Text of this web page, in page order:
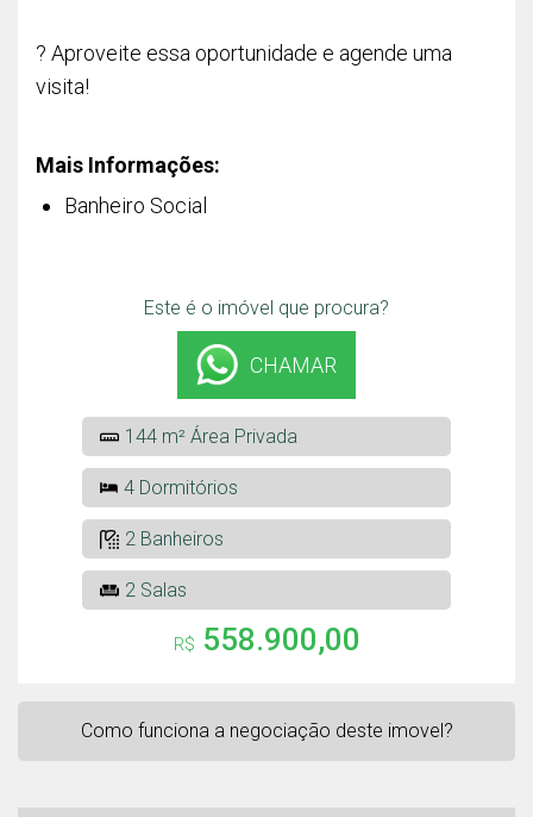
? Aproveite essa oportunidade e agende uma
visita!
Mais Informações:
Banheiro Social
Este é o imóvel que procura?
CHAMAR
144 m² Área Privada
4 Dormitórios
2 Banheiros
2 Salas
R$ 558.900,00
Como funciona a negociação deste imovel?